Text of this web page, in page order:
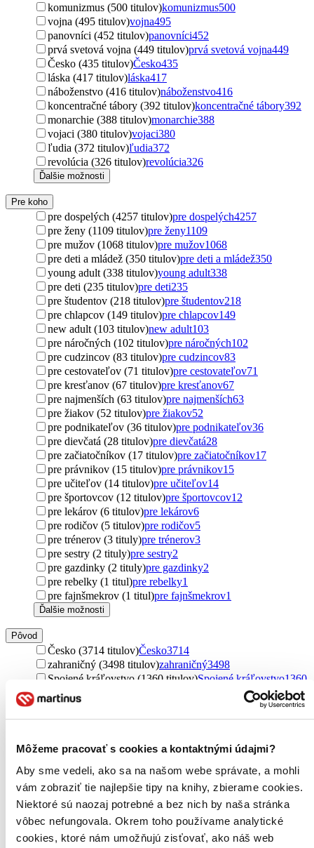
Môžeme pracovať s cookies a kontaktnými údajmi?
Aby sme vedeli, ako sa na našom webe správate, a mohli
vám zobraziť tie najlepšie tipy na knihy, zbierame cookies.
Niektoré sú naozaj potrebné a bez nich by naša stránka
vôbec nefungovala. Okrem toho používame analytické
cookies, ktoré nám umožňujú zisťovať, ako náš web
komunizmus (500 titulov)komunizmus500
vojna (495 titulov)vojna495
panovníci (452 titulov)panovníci452
prvá svetová vojna (449 titulov)prvá svetová vojna449
Česko (435 titulov)Česko435
láska (417 titulov)láska417
náboženstvo (416 titulov)náboženstvo416
koncentračné tábory (392 titulov)koncentračné tábory392
monarchie (388 titulov)monarchie388
vojaci (380 titulov)vojaci380
ľudia (372 titulov)ľudia372
revolúcia (326 titulov)revolúcia326
Ďalšie možnosti
Pre koho
pre dospelých (4257 titulov)pre dospelých4257
pre ženy (1109 titulov)pre ženy1109
pre mužov (1068 titulov)pre mužov1068
pre deti a mládež (350 titulov)pre deti a mládež350
young adult (338 titulov)young adult338
pre deti (235 titulov)pre deti235
pre študentov (218 titulov)pre študentov218
pre chlapcov (149 titulov)pre chlapcov149
new adult (103 titulov)new adult103
pre náročných (102 titulov)pre náročných102
pre cudzincov (83 titulov)pre cudzincov83
pre cestovateľov (71 titulov)pre cestovateľov71
pre kresťanov (67 titulov)pre kresťanov67
pre najmenších (63 titulov)pre najmenších63
pre žiakov (52 titulov)pre žiakov52
pre podnikateľov (36 titulov)pre podnikateľov36
pre dievčatá (28 titulov)pre dievčatá28
pre začiatočníkov (17 titulov)pre začiatočníkov17
pre právnikov (15 titulov)pre právnikov15
pre učiteľov (14 titulov)pre učiteľov14
pre športovcov (12 titulov)pre športovcov12
pre lekárov (6 titulov)pre lekárov6
pre rodičov (5 titulov)pre rodičov5
pre trénerov (3 tituly)pre trénerov3
pre sestry (2 tituly)pre sestry2
pre gazdinky (2 tituly)pre gazdinky2
pre rebelky (1 titul)pre rebelky1
pre fajnšmekrov (1 titul)pre fajnšmekrov1
Ďalšie možnosti
Pôvod
Česko (3714 titulov)Česko3714
zahraničný (3498 titulov)zahraničný3498
Spojené kráľovstvo (1360 titulov)Spojené kráľovstvo1360
Slovensko (1156 titulov)
Spojené štáty (859 titulov)
Nemecko (201 titulov)Nemecko201
Írsko (121 titulov)Írsko121
Čína (96 titulov)Čína96
severský (79 titulov)severský79
Izrael (69 titulov)Izrael69
Poľsko (63 titulov)Poľsko63
Rusko (62 titulov)
Rusko62